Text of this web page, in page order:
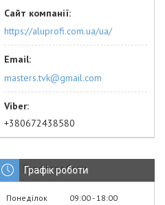
https://aluprofi.com.ua/ua/
masters.tvk@gmail.com
+380672438580
Графік роботи
Понеділок 09:00 18:00